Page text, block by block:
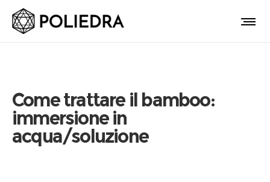
Come trattare il bamboo:
immersione in
acqua/soluzione